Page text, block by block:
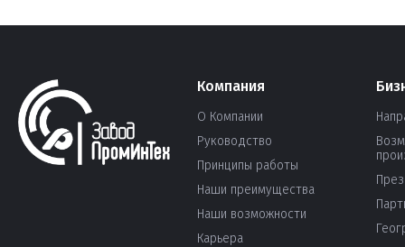
Компания
О Компании
Руководство
Принципы работы
Наши преимущества
Наши возможности
Карьера